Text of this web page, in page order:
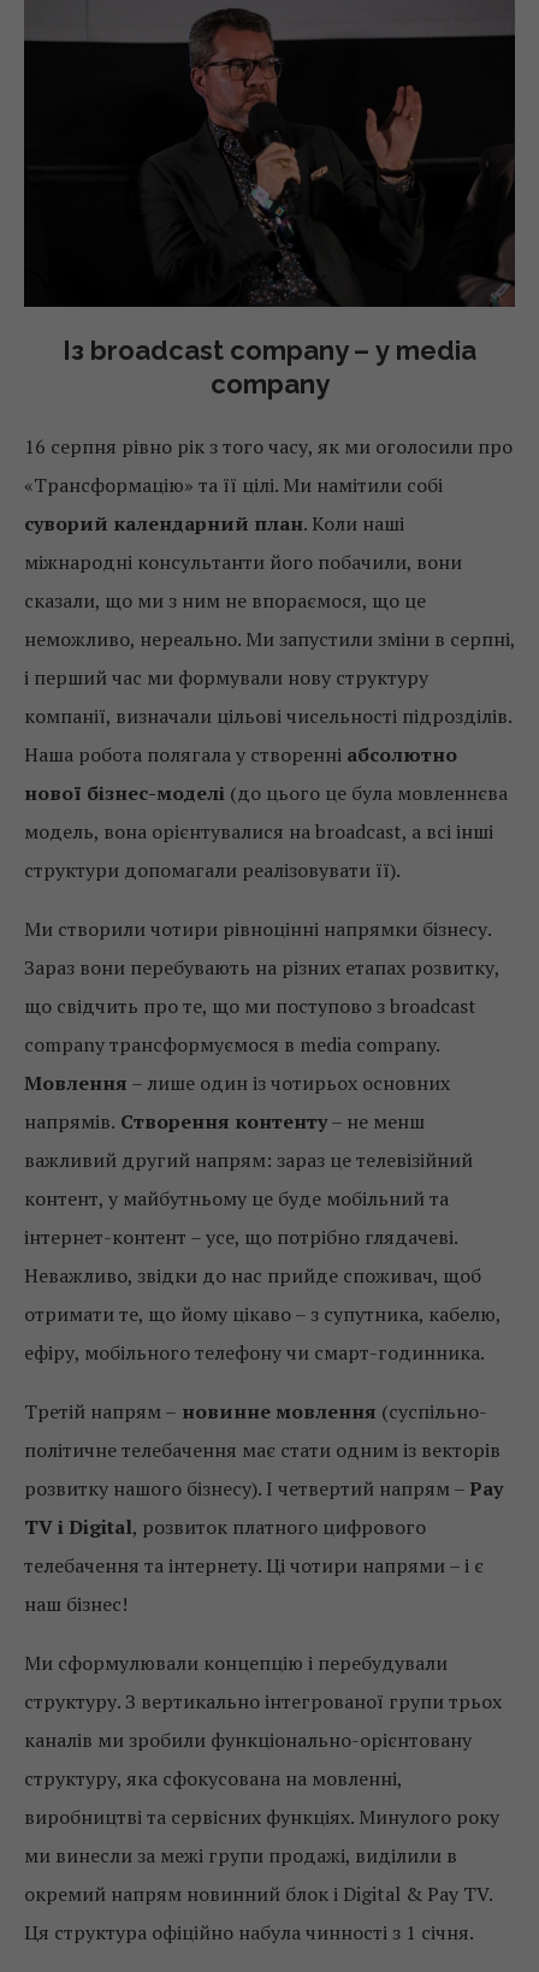
Із broadcast company – у media
company
16 серпня рівно рік з того часу, як ми оголосили про
«Трансформацію» та її цілі. Ми намітили собі
суворий календарний план. Коли наші
міжнародні консультанти його побачили, вони
сказали, що ми з ним не впораємося, що це
неможливо, нереально. Ми запустили зміни в серпні,
і перший час ми формували нову структуру
компанії, визначали цільові чисельності підрозділів.
Наша робота полягала у створенні абсолютно
нової бізнес-моделі (до цього це була мовленнєва
модель, вона орієнтувалися на broadcast, а всі інші
структури допомагали реалізовувати її).
Ми створили чотири рівноцінні напрямки бізнесу.
Зараз вони перебувають на різних етапах розвитку,
що свідчить про те, що ми поступово з broadcast
company трансформуємося в media company.
Мовлення – лише один із чотирьох основних
напрямів. Створення контенту– не менш
важливий другий напрям: зараз це телевізійний
контент, у майбутньому це буде мобільний та
інтернет-контент – усе, що потрібно глядачеві.
Неважливо, звідки до нас прийде споживач, щоб
отримати те, що йому цікаво – з супутника, кабелю,
ефіру, мобільного телефону чи смарт-годинника.
Третій напрям – новинне мовлення (суспільно-
політичне телебачення має стати одним із векторів
розвитку нашого бізнесу). І четвертий напрям – Pay
TV і Digital, розвиток платного цифрового
телебачення та інтернету. Ці чотири напрями – і є
наш бізнес!
Ми сформулювали концепцію і перебудували
структуру. З вертикально інтегрованої групи трьох
каналів ми зробили функціонально-орієнтовану
структуру, яка сфокусована на мовленні,
виробництві та сервісних функціях. Минулого року
ми винесли за межі групи продажі, виділили в
окремий напрям новинний блок і Digital & Pay TV.
Ця структура офіційно набула чинності з 1 січня.